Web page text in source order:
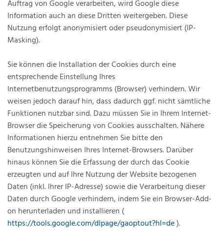
Auftrag von Google verarbeiten, wird Google diese
Information auch an diese Dritten weitergeben. Diese
Nutzung erfolgt anonymisiert oder pseudonymisiert (IP-
Masking).
Sie können die Installation der Cookies durch eine
entsprechende Einstellung Ihres
Internetbenutzungsprogramms (Browser) verhindern. Wir
weisen jedoch darauf hin, dass dadurch ggf. nicht sämtliche
Funktionen nutzbar sind. Dazu müssen Sie in Ihrem Internet-
Browser die Speicherung von Cookies ausschalten. Nähere
Informationen hierzu entnehmen Sie bitte den
Benutzungshinweisen Ihres Internet-Browsers. Darüber
hinaus können Sie die Erfassung der durch das Cookie
erzeugten und auf Ihre Nutzung der Website bezogenen
Daten (inkl. Ihrer IP-Adresse) sowie die Verarbeitung dieser
Daten durch Google verhindern, indem Sie ein Browser-Add-
on herunterladen und installieren (
https://tools.google.com/dlpage/gaoptout?hl=de).